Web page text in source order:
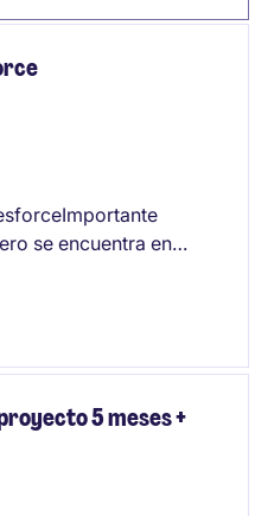
se encuentra en
de implementación
asegurando el
costos y calidad,
5 meses +